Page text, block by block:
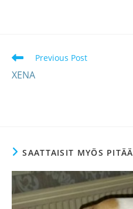
Lue
artikkeleita
Previous Post
XENA
SAATTAISIT MYÖS PITÄÄ